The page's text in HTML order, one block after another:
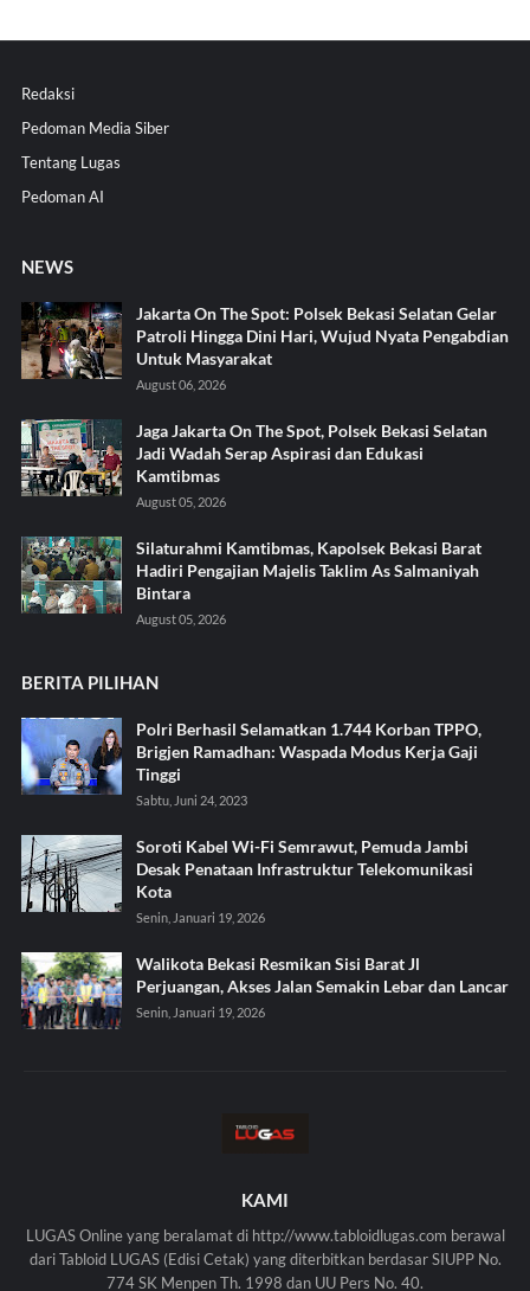
Redaksi
Pedoman Media Siber
Tentang Lugas
Pedoman AI
NEWS
Jakarta On The Spot: Polsek Bekasi Selatan Gelar
Patroli Hingga Dini Hari, Wujud Nyata Pengabdian
Untuk Masyarakat
August 06, 2026
Jaga Jakarta On The Spot, Polsek Bekasi Selatan
Jadi Wadah Serap Aspirasi dan Edukasi
Kamtibmas
August 05, 2026
Silaturahmi Kamtibmas, Kapolsek Bekasi Barat
Hadiri Pengajian Majelis Taklim As Salmaniyah
Bintara
August 05, 2026
BERITA PILIHAN
Polri Berhasil Selamatkan 1.744 Korban TPPO,
Brigjen Ramadhan: Waspada Modus Kerja Gaji
Tinggi
Sabtu, Juni 24, 2023
Soroti Kabel Wi-Fi Semrawut, Pemuda Jambi
Desak Penataan Infrastruktur Telekomunikasi
Kota
Senin, Januari 19, 2026
Walikota Bekasi Resmikan Sisi Barat Jl
Perjuangan, Akses Jalan Semakin Lebar dan Lancar
Senin, Januari 19, 2026
KAMI
LUGAS Online yang beralamat di http://www.tabloidlugas.com berawal
dari Tabloid LUGAS (Edisi Cetak) yang diterbitkan berdasar SIUPP No.
774 SK Menpen Th. 1998 dan UU Pers No. 40.